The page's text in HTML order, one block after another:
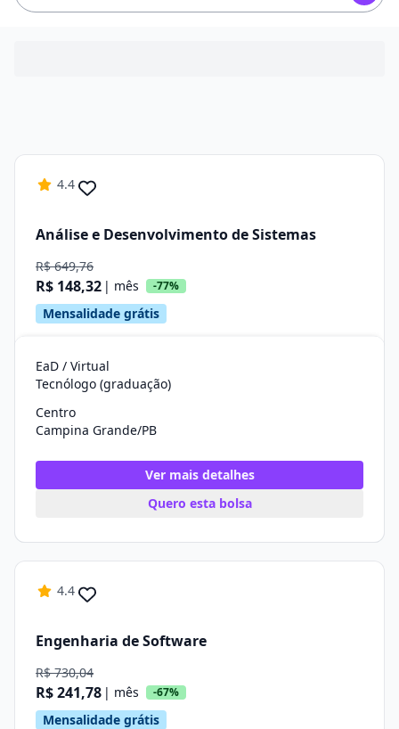
4.4
Análise e Desenvolvimento de Sistemas
R$ 649,76
R$ 148,32 | mês -77%
Mensalidade grátis
EaD / Virtual
Tecnólogo (graduação)
Centro
Campina Grande/PB
Ver mais detalhes
Quero esta bolsa
4.4
Engenharia de Software
R$ 730,04
R$ 241,78 | mês -67%
Mensalidade grátis